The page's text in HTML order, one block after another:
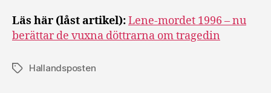
Läs här (låst artikel):Lene-mordet 1996 – nu
berättar de vuxna döttrarna om tragedin
EtiketterHallandsposten